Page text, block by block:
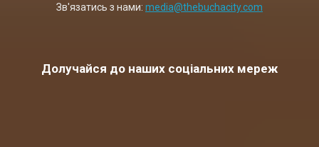
Зв'язатись з нами: media@thebuchacity.com
Долучайся до наших соціальних мереж